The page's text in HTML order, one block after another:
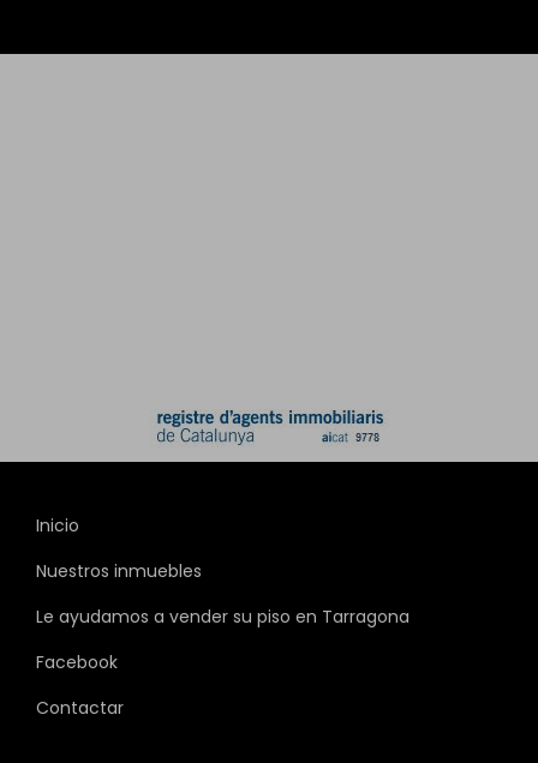
Inicio
Nuestros inmuebles
Le ayudamos a vender su piso en Tarragona
Facebook
Contactar